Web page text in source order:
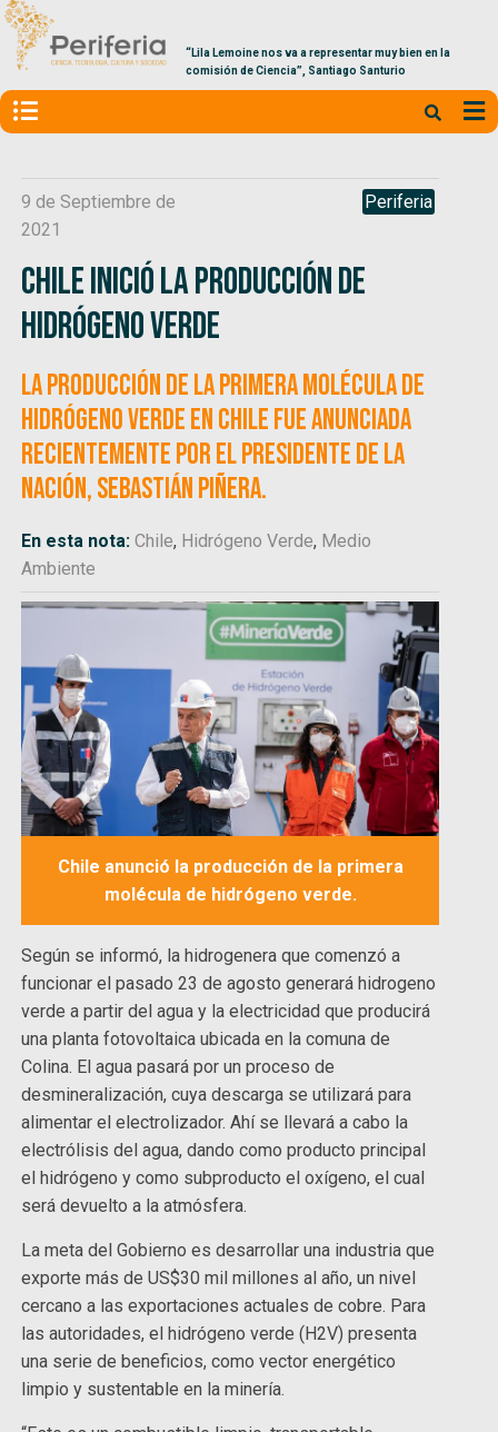
“Lila Lemoine nos va a representar muy bien en la
comisión de Ciencia”, Santiago Santurio
9 de Septiembre de
2021
Periferia
Chile inició la producción de
hidrógeno verde
La producción de la primera molécula de
hidrógeno verde en Chile fue anunciada
recientemente por el presidente de la
nación, Sebastián Piñera.
En esta nota:Chile, Hidrógeno Verde, Medio
Ambiente
Chile anunció la producción de la primera
molécula de hidrógeno verde.
Según se informó, la hidrogenera que comenzó a
funcionar el pasado 23 de agosto generará hidrogeno
verde a partir del agua y la electricidad que producirá
una planta fotovoltaica ubicada en la comuna de
Colina. El agua pasará por un proceso de
desmineralización, cuya descarga se utilizará para
alimentar el electrolizador. Ahí se llevará a cabo la
electrólisis del agua, dando como producto principal
el hidrógeno y como subproducto el oxígeno, el cual
será devuelto a la atmósfera.
La meta del Gobierno es desarrollar una industria que
exporte más de US$30 mil millones al año, un nivel
cercano a las exportaciones actuales de cobre. Para
las autoridades, el hidrógeno verde (H2V) presenta
una serie de beneficios, como vector energético
limpio y sustentable en la minería.